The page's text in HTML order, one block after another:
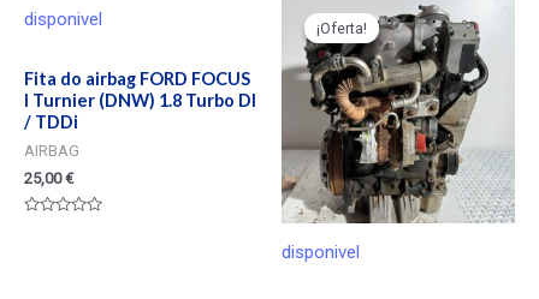
disponivel
Fita do airbag FORD FOCUS
I Turnier (DNW) 1.8 Turbo DI
/ TDDi
AIRBAG
25,00€
¡Oferta!
disponivel
¡Oferta!